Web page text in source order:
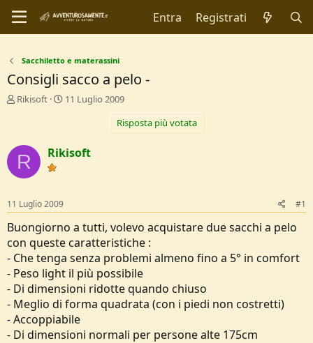
Entra Registrati
Sacchiletto e materassini
Consigli sacco a pelo -
C
t
o
r
D
i
s
u
s
s
i
o
n
e
Rikisoft
D
d
i
z
i
11 Luglio 2009
Risposta più votata
R Rikisoft
11 Luglio 2009 #1
Buongiorno a tutti, volevo acquistare due sacchi a pelo
con queste caratteristiche :
- Che tenga senza problemi almeno fino a 5° in comfort
- Peso light il più possibile
- Di dimensioni ridotte quando chiuso
- Meglio di forma quadrata (con i piedi non costretti)
- Accoppiabile
- Di dimensioni normali per persone alte 175cm